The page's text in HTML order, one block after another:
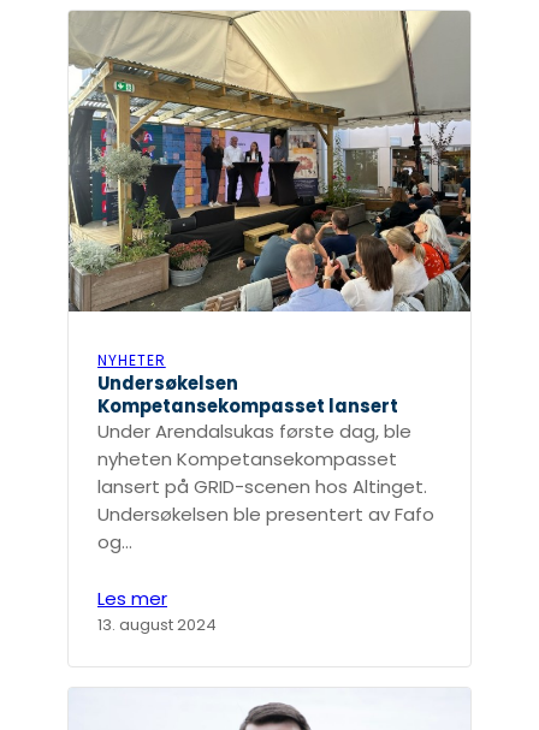
NYHETER
Undersøkelsen
Kompetansekompasset lansert
Under Arendalsukas første dag, ble
nyheten Kompetansekompasset
lansert på GRID-scenen hos Altinget.
Undersøkelsen ble presentert av Fafo
og…
Les mer
13. august 2024